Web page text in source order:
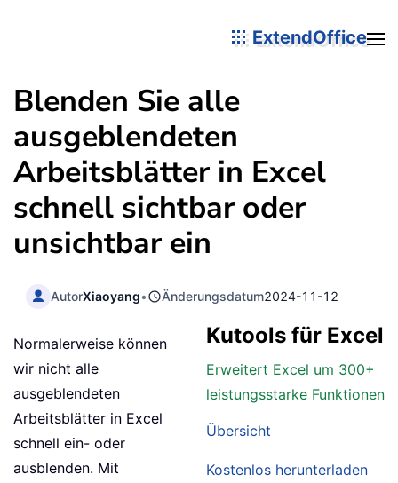
ExtendOffice
Blenden Sie alle
ausgeblendeten
Arbeitsblätter in Excel
schnell sichtbar oder
unsichtbar ein
AutorXiaoyang• Änderungsdatum2024-11-12
Kutools für Excel
Erweitert Excel um 300+
leistungsstarke Funktionen
Übersicht
Kostenlos herunterladen
Normalerweise können
wir nicht alle
ausgeblendeten
Arbeitsblätter in Excel
schnell ein- oder
ausblenden. Mit